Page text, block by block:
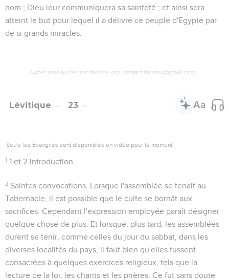
nom ; Dieu leur communiquera sa sainteté ; et ainsi sera
atteint le but pour lequel il a délivré ce peuple d'Egypte par
de si grands miracles.
Autres ressources sur theotex.org, contact theotex@gmail.com
Lévitique 23
Seuls les Évangiles sont disponibles en vidéo pour le moment.
1 1 et 2 Introduction.
2 Saintes convocations . Lorsque l'assemblée se tenait au
Tabernacle, il est possible que le culte se bornât aux
sacrifices. Cependant l'expression employée paraît désigner
quelque chose de plus. Et lorsque, plus tard, les assemblées
durent se tenir, comme celles du jour du sabbat, dans les
diverses localités du pays, il faut bien qu'elles fussent
consacrées à quelques exercices religieux, tels que la
lecture de la loi, les chants et les prières. Ce fut sans doute